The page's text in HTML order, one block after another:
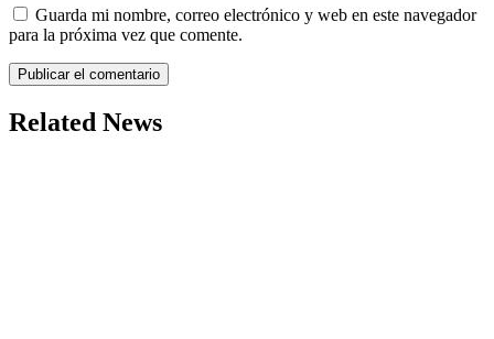
Guarda mi nombre, correo electrónico y web en este navegador
para la próxima vez que comente.
Related News